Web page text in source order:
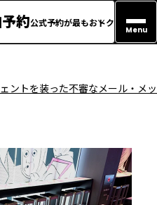
約公式予約が最もおトク
Menu
ントを装った不審なメール・メッ